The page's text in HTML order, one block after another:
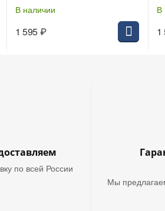
В наличии
1 595₽
В
1
по всей России
Мы